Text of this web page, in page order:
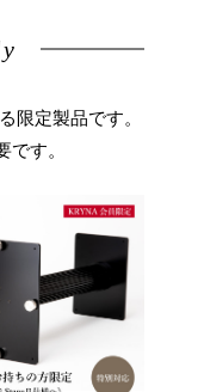
限定製品です。
です。